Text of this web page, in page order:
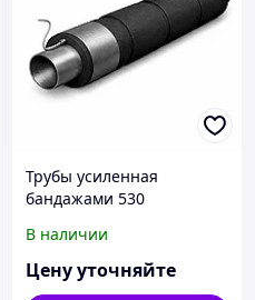
Трубы усиленная
бандажами 530
В наличии
Цену уточняйте